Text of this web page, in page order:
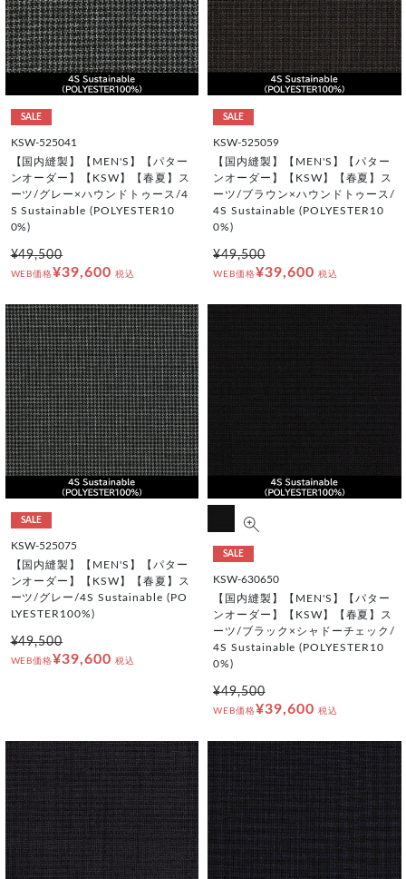
SALE
KSW-525041
【国内縫製】【MEN'S】【パター
ンオーダー】【KSW】【春夏】ス
ーツ/グレー×ハウンドトゥース/4
S Sustainable (POLYESTER10
0%)
¥49,500
WEB価格¥39,600 税込
SALE
KSW-525059
【国内縫製】【MEN'S】【パター
ンオーダー】【KSW】【春夏】ス
ーツ/ブラウン×ハウンドトゥース/
4S Sustainable (POLYESTER10
0%)
¥49,500
WEB価格¥39,600 税込
SALE
KSW-525075
【国内縫製】【MEN'S】【パター
ンオーダー】【KSW】【春夏】ス
ーツ/グレー/4S Sustainable (PO
LYESTER100%)
¥49,500
WEB価格¥39,600 税込
SALE
KSW-630650
【国内縫製】【MEN'S】【パター
ンオーダー】【KSW】【春夏】ス
ーツ/ブラック×シャドーチェック/
4S Sustainable (POLYESTER10
0%)
¥49,500
WEB価格¥39,600 税込